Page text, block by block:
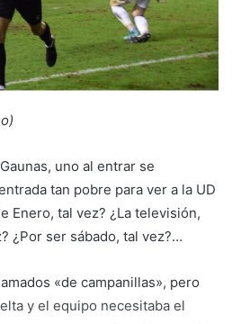
uno al entrar se
tan pobre para ver a la UD
Enero, tal vez? ¿La televisión,
¿Por ser sábado, tal vez?…
«de campanillas», pero
y el equipo necesitaba el